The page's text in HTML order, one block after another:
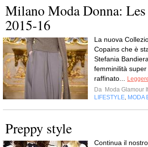
Milano Moda Donna:
2015-16
La nuova
Copains che è
Stefania
femminilità
raffinato...
Da Moda Glamour
LIFESTYLE MODA
Preppy style
Continua il